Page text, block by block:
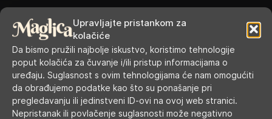
Upravljajte pristankom za
kolačiće
Da bismo pružili najbolje iskustvo, koristimo tehnologije
poput kolačića za čuvanje i/ili pristup informacijama o
uređaju. Suglasnost s ovim tehnologijama će nam omogućiti
da obrađujemo podatke kao što su ponašanje pri
pregledavanju ili jedinstveni ID-ovi na ovoj web stranici.
Nepristanak ili povlačenje suglasnosti može negativno